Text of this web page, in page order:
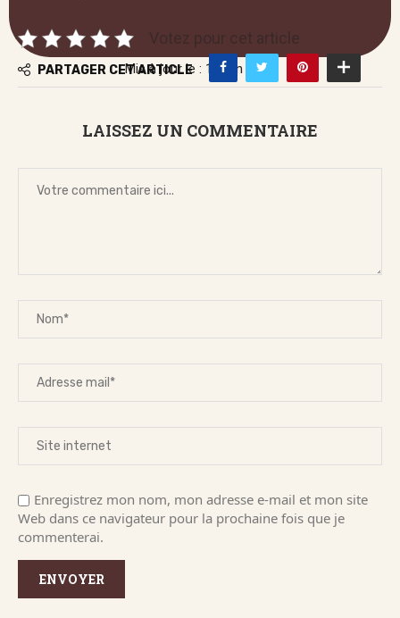
Mis à jour le : 19 juin 2026
Votez pour cet article
PARTAGER CET ARTICLE
LAISSEZ UN COMMENTAIRE
Enregistrez mon nom, mon adresse e-mail et mon site
Web dans ce navigateur pour la prochaine fois que je
commenterai.